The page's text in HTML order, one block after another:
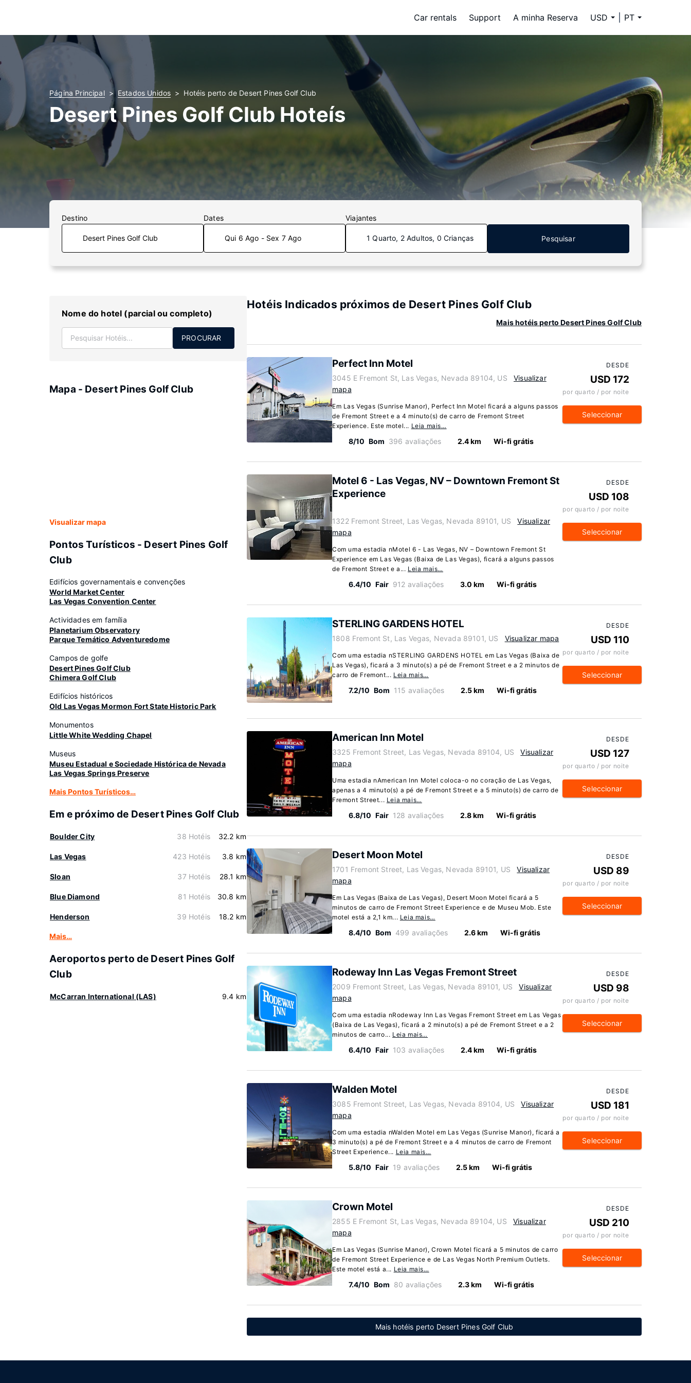
Car rentals Support A minha Reserva USD PT
Página Principal Estados Unidos Hotéis perto de Desert Pines Golf Club
Desert Pines Golf Club Hoteís
Destino Dates
Qui 6 Ago - Sex 7 Ago
Viajantes
1 Quarto, 2 Adultos, 0 Crianças Pesquisar
Nome do hotel (parcial ou completo)
PROCURAR
Mapa - Desert Pines Golf Club
Visualizar mapa
Pontos Turísticos - Desert Pines Golf
Club
Edifícios governamentais e convenções
World Market Center
Las Vegas Convention Center
Actividades em família
Planetarium Observatory
Parque Temático Adventuredome
Campos de golfe
Desert Pines Golf Club
Chimera Golf Club
Edifícios históricos
Old Las Vegas Mormon Fort State Historic Park
Monumentos
Little White Wedding Chapel
Museus
Museu Estadual e Sociedade Histórica de Nevada
Las Vegas Springs Preserve
Mais Pontos Turísticos…
Em e próximo de Desert Pines Golf Club
Boulder City 38 Hotéis 32.2 km
Las Vegas 423 Hotéis 3.8 km
Sloan 37 Hotéis 28.1 km
Blue Diamond 81 Hotéis 30.8 km
Henderson 39 Hotéis 18.2 km
Mais…
Aeroportos perto de Desert Pines Golf
Club
McCarran International (LAS) 9.4 km
Hotéis Indicados próximos de Desert Pines Golf Club
Mais hotéis perto Desert Pines Golf Club
Perfect Inn Motel
3045 E Fremont St, Las Vegas, Nevada 89104, US
Visualizar
mapa
Em Las Vegas (Sunrise Manor), Perfect Inn Motel ficará a alguns passos
de Fremont Street e a 4 minuto(s) de carro de Fremont Street
Experience. Este motel... Leia mais…
8/10 Bom 396 avaliações 2.4 km Wi-fi grátis
DESDE
USD 172
por quarto / por noite
Seleccionar
Motel 6 - Las Vegas, NV – Downtown Fremont St
Experience
1322 Fremont Street, Las Vegas, Nevada 89101, US
Visualizar
mapa
Com uma estadia nMotel 6 - Las Vegas, NV – Downtown Fremont St
Experience em Las Vegas (Baixa de Las Vegas), ficará a alguns passos
de Fremont Street e a... Leia mais…
6.4/10 Fair 912 avaliações 3.0 km Wi-fi grátis
DESDE
USD 108
por quarto / por noite
Seleccionar
STERLING GARDENS HOTEL
1808 Fremont St, Las Vegas, Nevada 89101, US Visualizar mapa
Com uma estadia nSTERLING GARDENS HOTEL em Las Vegas (Baixa de
Las Vegas), ficará a 3 minuto(s) a pé de Fremont Street e a 2 minutos de
carro de Fremont... Leia mais…
7.2/10 Bom 115 avaliações 2.5 km Wi-fi grátis
DESDE
USD 110
por quarto / por noite
Seleccionar
American Inn Motel
3325 Fremont Street, Las Vegas, Nevada 89104, US
Visualizar
mapa
Uma estadia nAmerican Inn Motel coloca-o no coração de Las Vegas,
apenas a 4 minuto(s) a pé de Fremont Street e a 5 minuto(s) de carro de
Fremont Street... Leia mais…
6.8/10 Fair 128 avaliações 2.8 km Wi-fi grátis
DESDE
USD 127
por quarto / por noite
Seleccionar
Desert Moon Motel
1701 Fremont Street, Las Vegas, Nevada 89101, US
Visualizar
mapa
Em Las Vegas (Baixa de Las Vegas), Desert Moon Motel ficará a 5
minutos de carro de Fremont Street Experience e de Museu Mob. Este
motel está a 2,1 km... Leia mais…
8.4/10 Bom 499 avaliações 2.6 km Wi-fi grátis
DESDE
USD 89
por quarto / por noite
Seleccionar
Rodeway Inn Las Vegas Fremont Street
2009 Fremont Street, Las Vegas, Nevada 89101, US
Visualizar
mapa
Com uma estadia nRodeway Inn Las Vegas Fremont Street em Las Vegas
(Baixa de Las Vegas), ficará a 2 minuto(s) a pé de Fremont Street e a 2
minutos de carro... Leia mais…
6.4/10 Fair 103 avaliações 2.4 km Wi-fi grátis
DESDE
USD 98
por quarto / por noite
Seleccionar
Walden Motel
3085 Fremont Street, Las Vegas, Nevada 89104, US
Visualizar
mapa
Com uma estadia nWalden Motel em Las Vegas (Sunrise Manor), ficará a
3 minuto(s) a pé de Fremont Street e a 4 minutos de carro de Fremont
Street Experience... Leia mais…
5.8/10 Fair 19 avaliações 2.5 km Wi-fi grátis
DESDE
USD 181
por quarto / por noite
Seleccionar
Crown Motel
2855 E Fremont St, Las Vegas, Nevada 89104, US
Visualizar
mapa
Em Las Vegas (Sunrise Manor), Crown Motel ficará a 5 minutos de carro
de Fremont Street Experience e de Las Vegas North Premium Outlets.
Este motel está a... Leia mais…
7.4/10 Bom 80 avaliações 2.3 km Wi-fi grátis
DESDE
USD 210
por quarto / por noite
Seleccionar
Mais hotéis perto Desert Pines Golf Club